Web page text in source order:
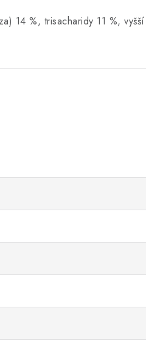
14 %, trisacharidy 11 %,